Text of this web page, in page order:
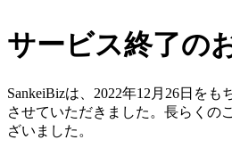
サービス終了の
SankeiBizは、2022年12月26日を
させていただきました。長らくの
ざいました。